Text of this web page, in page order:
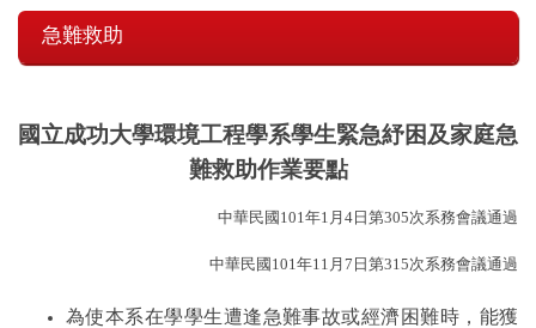
大學部畢業門檻及課程查詢
輔系雙主修規定
研究生手冊
就業資訊
急難救助
國立成功大學環境工程學系學生緊急紓困及家庭急
難救助作業要點
中華民國 101 年1 月 4 日 第305次系務會議通過
中華民國 101 年1 1 月 7 日第315次系務會議通過
為使本系在學學生遭逢急難事故或經濟困難時，能獲